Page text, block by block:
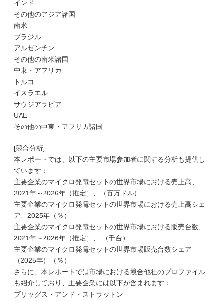
インド
その他のアジア諸国
南米
ブラジル
アルゼンチン
その他の南米諸国
中東・アフリカ
トルコ
イスラエル
サウジアラビア
UAE
その他の中東・アフリカ諸国
[競合分析]
本レポートでは、以下の主要市場参加者に関する分析も提供し
ています：
主要企業のマイクロ発電セットの世界市場における売上高、
2021年～2026年（推定）、（百万ドル）
主要企業のマイクロ発電セットの世界市場における売上高シェ
ア、2025年（％）
主要企業のマイクロ発電セットの世界市場における販売台数、
2021年～2026年（推定）、 （千台）
主要企業のマイクロ発電セットの世界市場販売台数シェア
（2025年）（％）
さらに、本レポートでは市場における競合他社のプロファイル
も紹介しており、主要企業には以下が含まれます：
ブリッグス・アンド・ストラットン